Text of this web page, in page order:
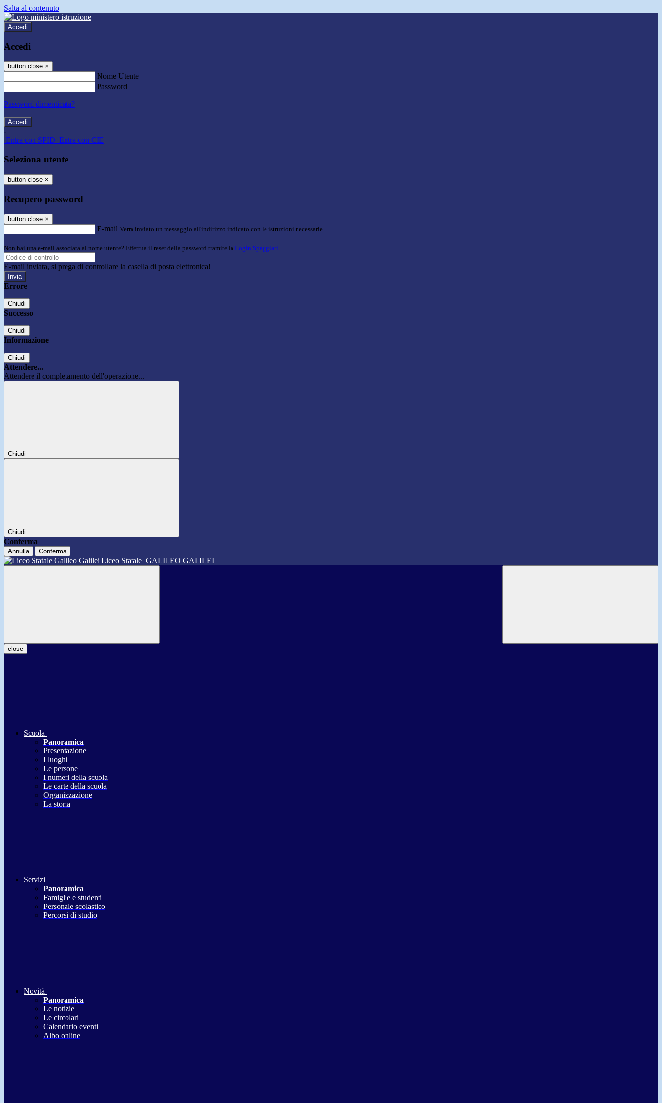
Salta al contenuto
Accedi
Accedi
button close ×
Nome Utente
Password
Password dimenticata?
-
Entra con SPID Entra con CIE
Seleziona utente
button close ×
Recupero password
button close ×
E-mail Verrà inviato un messaggio all'indirizzo indicato con le istruzioni necessarie.
Non hai una e-mail associata al nome utente? Effettua il reset della password tramite la Login Spaggiari
E-mail inviata, si prega di controllare la casella di posta elettronica!
Errore
Chiudi
Successo
Chiudi
Informazione
Chiudi
Attendere...
Attendere il completamento dell'operazione...
Chiudi
Chiudi
Conferma
Annulla Conferma
Liceo Statale GALILEO GALILEI
close
Scuola
Panoramica
Presentazione
I luoghi
Le persone
I numeri della scuola
Le carte della scuola
Organizzazione
La storia
Servizi
Panoramica
Famiglie e studenti
Personale scolastico
Percorsi di studio
Novità
Panoramica
Le notizie
Le circolari
Calendario eventi
Albo online